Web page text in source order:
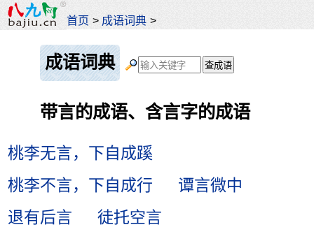
首页 > 成语词典 >
成语词典
带言的成语、含言字的成语
桃李无言，下自成蹊
桃李不言，下自成行
谭言微中
退有后言
徒托空言